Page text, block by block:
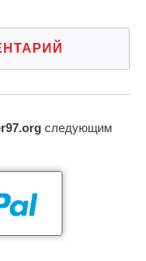
следующим